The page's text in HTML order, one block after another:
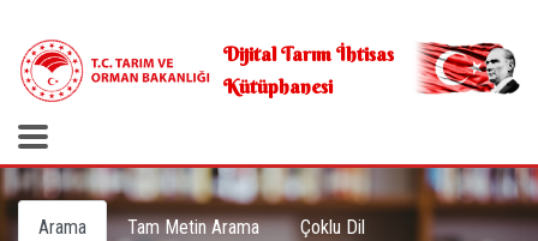
Dijital Tarım İhtisas
Kütüphanesi
Arama Tam Metin Arama Çoklu Dil